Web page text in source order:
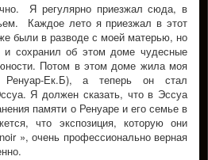
Я регулярно приезжал сюда, в
Каждое лето я приезжал в этот
были в разводе с моей матерью, но
сохранил об этом доме чудесные
Потом в этом доме жила моя
Ек.Б), а теперь он стал
Я должен сказать, что в Эссуа
памяти о Ренуаре и его семье в
что экспозиция, которую они
», очень профессионально верная